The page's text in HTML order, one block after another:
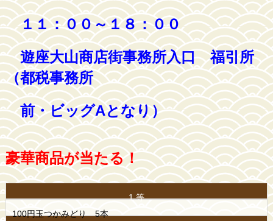
１１：００～１８：００
遊座大山商店街事務所入口 福引所
（都税事務所
前・ビッグAとなり）
豪華商品が当たる！
1 等
100円玉つかみどり 5本